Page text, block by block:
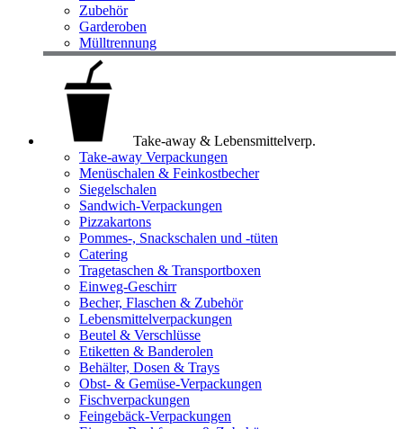
Zubehör
Garderoben
Mülltrennung
Take-away & Lebensmittelverp.
Take-away Verpackungen
Menüschalen & Feinkostbecher
Siegelschalen
Sandwich-Verpackungen
Pizzakartons
Pommes-, Snackschalen und -tüten
Catering
Tragetaschen & Transportboxen
Einweg-Geschirr
Becher, Flaschen & Zubehör
Lebensmittelverpackungen
Beutel & Verschlüsse
Etiketten & Banderolen
Behälter, Dosen & Trays
Obst- & Gemüse-Verpackungen
Fischverpackungen
Feingebäck-Verpackungen